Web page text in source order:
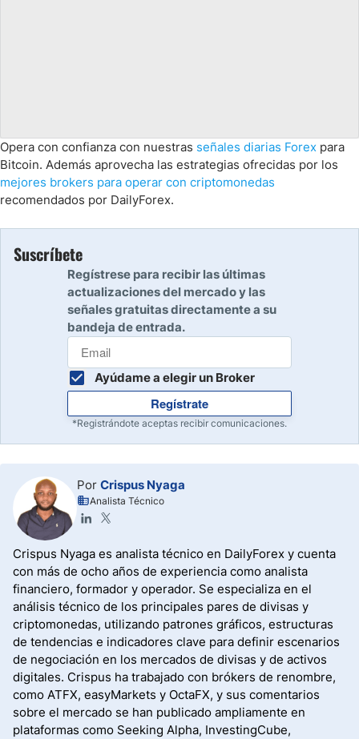
Opera con confianza con nuestras señales diarias Forex para
Bitcoin. Además aprovecha las estrategias ofrecidas por los
mejores brokers para operar con criptomonedas
recomendados por DailyForex.
Suscríbete
Regístrese para recibir las últimas
actualizaciones del mercado y las
señales gratuitas directamente a su
bandeja de entrada.
Ayúdame a elegir un Broker
Regístrate
*Registrándote aceptas recibir comunicaciones.
Por Crispus Nyaga
Analista Técnico
Crispus Nyaga es analista técnico en DailyForex y cuenta
con más de ocho años de experiencia como analista
financiero, formador y operador. Se especializa en el
análisis técnico de los principales pares de divisas y
criptomonedas, utilizando patrones gráficos, estructuras
de tendencias e indicadores clave para definir escenarios
de negociación en los mercados de divisas y de activos
digitales. Crispus ha trabajado con brókers de renombre,
como ATFX, easyMarkets y OctaFX, y sus comentarios
sobre el mercado se han publicado ampliamente en
plataformas como Seeking Alpha, InvestingCube,